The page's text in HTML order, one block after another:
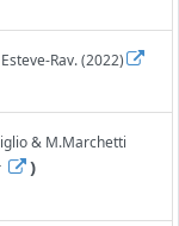
Rav. (2022)
& M.Marchetti
)